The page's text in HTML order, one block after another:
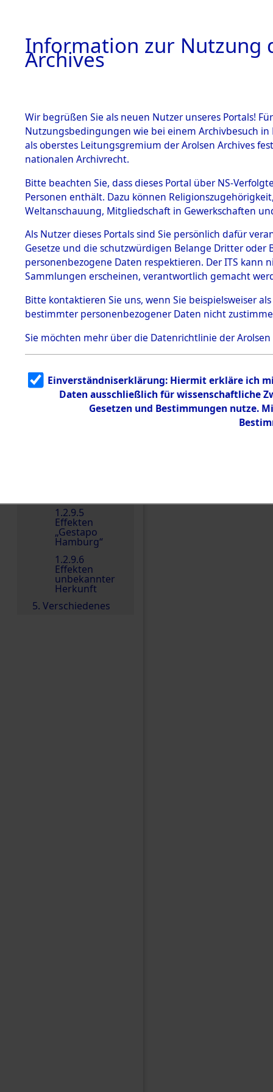
BESTÄNDE
1.
Inhaftierungsdoku
mente
1.2.9 Beim ITS
Effekten
1.2.9.1
Effekten aus
dem KZ
Dachau
1.2.9.2
Effekten aus
dem KZ
Bayerisches
1.2.9.3
Effekten aus
dem KZ
Neuengamm
1.2.9.5
Effekten
„Gestapo
Hamburg“
1.2.9.6
Effekten
unbekannter
Herkunft
5. Verschiedenes
0024
Einen Kommentar
Information zur Nutzung
Archives
Wir begrüßen Sie als neuen Nutzer unseres Portals!
Nutzungsbedingungen wie bei einem Archivbesuch
als oberstes Leitungsgremium der Arolsen Archives
nationalen Archivrecht.
Bitte beachten Sie, dass dieses Portal über NS-
Personen enthält. Dazu können
Weltanschauung, Mitgliedschaft in Gewerkschaften
Als Nutzer dieses Portals sind Sie persönlich dafür
Gesetze und die schutzwürdigen Belange Dritter
personenbezogene Daten respektieren. Der ITS
Sammlungen erscheinen, verantwortlich gemacht
Bitte kontaktieren Sie uns, wenn Sie beispielsweiser
bestimmter personenbezogener Daten nicht
Sie möchten mehr über die Datenrichtlinie der Arolsen
Einverständniserklärung: Hiermit erkläre ich
Daten ausschließlich für wissenschaftliche
Gesetzen und Bestimmungen nutze.